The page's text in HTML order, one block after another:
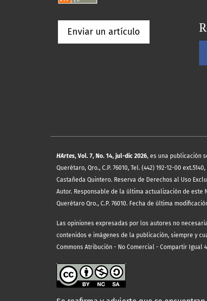
Enviar un artículo
HArtes, Vol. 7, No. 14, jul-dic 2026, es una publicación
Querétaro, Qro., C.P. 76010, Tel. (442) 192-12-00
Castañeda Quintero. Reserva de Derechos al Uso
Autor. Responsable de la última actualización de este
Querétaro Qro., C.P. 76010. Fecha de última
Las opiniones expresadas por los autores no
contenidos e imágenes de la publicación, siempre y
Commons Atribución - No Comercial - Compartir Igual